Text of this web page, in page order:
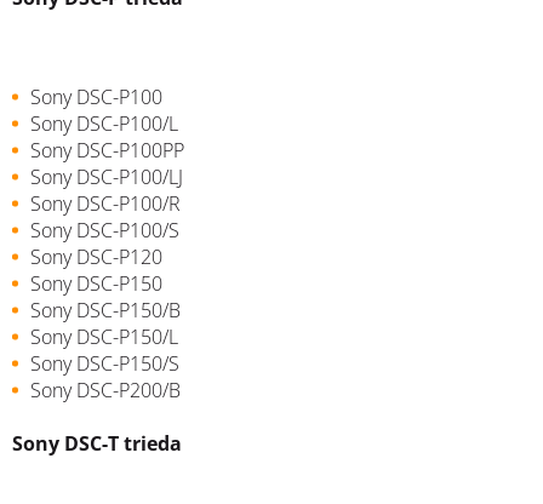
Sony DSC-P100
Sony DSC-P100/L
Sony DSC-P100PP
Sony DSC-P100/LJ
Sony DSC-P100/R
Sony DSC-P100/S
Sony DSC-P120
Sony DSC-P150
Sony DSC-P150/B
Sony DSC-P150/L
Sony DSC-P150/S
Sony DSC-P200/B
Sony DSC-T trieda